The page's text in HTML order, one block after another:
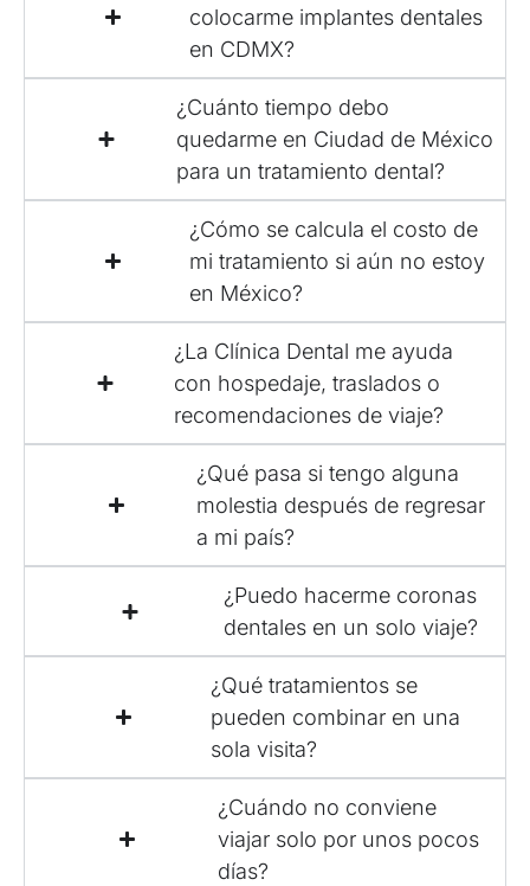
colocarme implantes dentales
en CDMX?
¿Cuánto tiempo debo
quedarme en Ciudad de México
para un tratamiento dental?
¿Cómo se calcula el costo de
mi tratamiento si aún no estoy
en México?
¿La Clínica Dental me ayuda
con hospedaje, traslados o
recomendaciones de viaje?
¿Qué pasa si tengo alguna
molestia después de regresar
a mi país?
¿Puedo hacerme coronas
dentales en un solo viaje?
¿Qué tratamientos se
pueden combinar en una
sola visita?
¿Cuándo no conviene
viajar solo por unos pocos
días?